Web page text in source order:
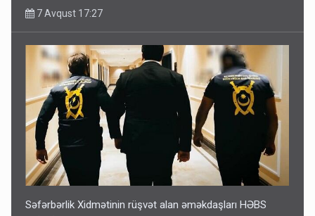
7 Avqust 17:27
Səfərbərlik Xidmətinin rüşvət alan əməkdaşları HƏBS